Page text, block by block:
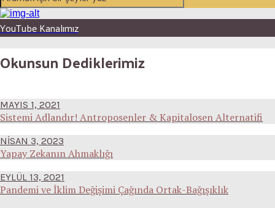
YouTube Kanalımız
Okunsun Dediklerimiz
MAYIS 1, 2021
Sistemi Adlandır! Antroposenler & Kapitalosen Alternatifi
NISAN 3, 2023
Yapay Zekanın Ahmaklığı
EYLÜL 13, 2021
Pandemi ve İklim Değişimi Çağında Ortak-Bağışıklık